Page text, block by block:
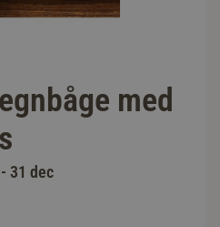
med
31 dec